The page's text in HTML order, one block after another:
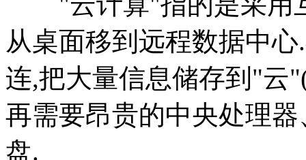
从桌面移到远程数据中
连,把大量信息储存到"云
再需要昂贵的中央处理
盘.